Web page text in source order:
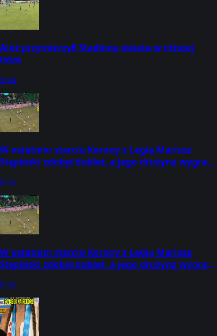
Ależ przymierzył! Stadiony świata w niższej
lidze
8 sie
W ostatnim starciu Korony z Legią Mariusz
Stępiński zdobył dublet, a jego drużyna wygrała
8 sie
W ostatnim starciu Korony z Legią Mariusz
Stępiński zdobył dublet, a jego drużyna wygrała
8 sie